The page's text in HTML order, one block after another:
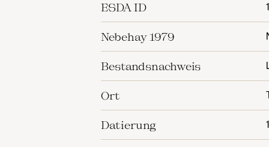
ESDA ID
Nebehay 1979
Bestandsnachweis
Ort
Datierung